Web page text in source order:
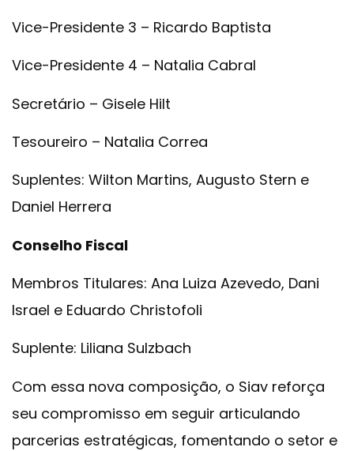
Vice-Presidente 3 – Ricardo Baptista
Vice-Presidente 4 – Natalia Cabral
Secretário – Gisele Hilt
Tesoureiro – Natalia Correa
Suplentes: Wilton Martins, Augusto Stern e
Daniel Herrera
Conselho Fiscal
Membros Titulares: Ana Luiza Azevedo, Dani
Israel e Eduardo Christofoli
Suplente: Liliana Sulzbach
Com essa nova composição, o Siav reforça
seu compromisso em seguir articulando
parcerias estratégicas, fomentando o setor e